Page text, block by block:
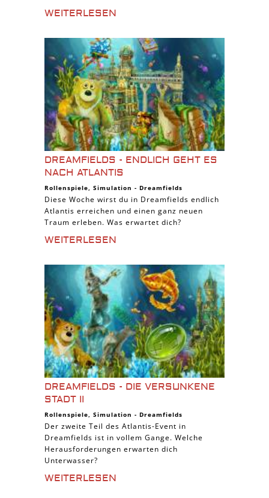
WEITERLESEN
DREAMFIELDS - ENDLICH GEHT ES
NACH ATLANTIS
Rollenspiele, Simulation - Dreamfields
Diese Woche wirst du in Dreamfields endlich
Atlantis erreichen und einen ganz neuen
Traum erleben. Was erwartet dich?
WEITERLESEN
DREAMFIELDS - DIE VERSUNKENE
STADT II
Rollenspiele, Simulation - Dreamfields
Der zweite Teil des Atlantis-Event in
Dreamfields ist in vollem Gange. Welche
Herausforderungen erwarten dich
Unterwasser?
WEITERLESEN